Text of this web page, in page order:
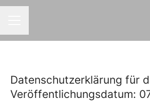
Datenschutzerklärung für
Veröffentlichungsdatum: